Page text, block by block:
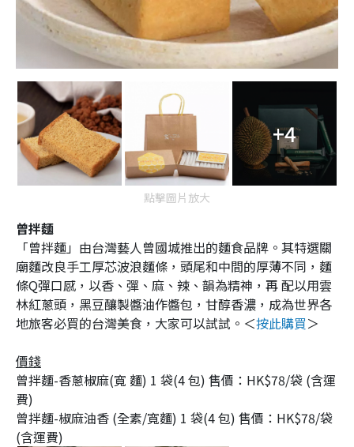
+4
點擊圖片放大
曾拌麵
「曾拌麵」由台灣藝人曾國城推出的麵食品牌。其特選關
廟麵改良手工厚芯波浪麵條，頭尾和中間的厚薄不同，麵
條Q彈口感，以香、彈、麻、辣、韻為精神，再 配以用雲
林紅蔥頭，黑豆釀製醬油作醬包，甘醇香濃，成為世界各
地旅客必買的台灣美食，大家可以試試。＜按此購買＞
價錢
曾拌麵-香蔥椒麻(寬 麵) 1 袋(4 包) 售價：HK$78/袋 (含運
費)
曾拌麵-椒麻油香 (全素/寬麵) 1 袋(4 包) 售價：HK$78/袋
(含運費)